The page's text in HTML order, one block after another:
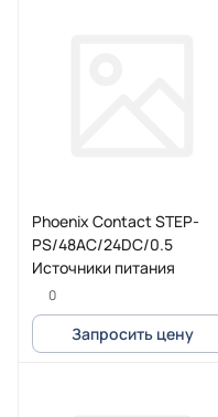
Phoenix Contact STEP-
PS/48AC/24DC/0.5
Источники питания
0
Запросить цену